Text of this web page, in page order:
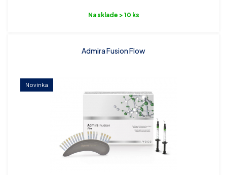
Na sklade > 10 ks
Admira Fusion Flow
Novinka